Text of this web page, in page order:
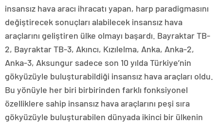
insansız hava aracı ihracatı yapan, harp paradigmasını
değiştirecek sonuçları alabilecek insansız hava
araçlarını geliştiren ülke olmayı başardı. Bayraktar TB-
2, Bayraktar TB-3, Akıncı, Kızılelma, Anka, Anka-2,
Anka-3, Aksungur sadece son 10 yılda Türkiye’nin
gökyüzüyle buluşturabildiği insansız hava araçları oldu.
Bu yönüyle her biri birbirinden farklı fonksiyonel
özelliklere sahip insansız hava araçlarını peşi sıra
gökyüzüyle buluşturabilen dünyada ikinci bir ülkenin